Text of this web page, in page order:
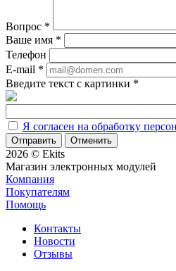
Вопрос *
Ваше имя *
Телефон
E-mail *
Введите текст с картинки *
Я согласен на обработку
Отменить
2026 © Ekits
Магазин электронных модулей
Компания
Покупателям
Помощь
Контакты
Новости
Отзывы